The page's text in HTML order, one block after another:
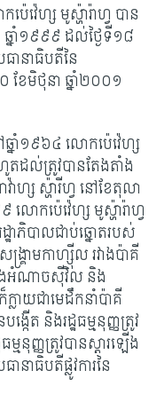
េវ៉េហ្ស មូស្ហ៉ារ៉ាហ្វ បាន
ឆ្នាំ១៩៩៩ ដល់ថ្ងៃទី១៨
ានាធិបតីនៃ
០ ខែមិថុនា ឆ្នាំ២០០១
នាំ១៩៦៤ លោកប៉េវ៉េហ្ស
តដល់ត្រូវបានតែងតាំង
ហ្ស ស្ហ៉ារីហ្វ នៅខែតុលា
លោកប៉េវ៉េហ្ស មូស្ហ៉ារ៉ាហ្វ
ឋាភិបាល​ជាប់ឆ្នោតរបស់
រ្គាមកាហ្ស៊ីល រវាងប៉ាគី
ាងអំណាចស៊ីវិល និង
ក្លាយជា​មេដឹក​នាំប៉ាគី
ើត និងរដ្ឋធម្មនុញ្ញត្រូវ​
នុញ្ញត្រូវបានស្តារឡើង
ានាធិបតី​ផ្លូវការនៃ